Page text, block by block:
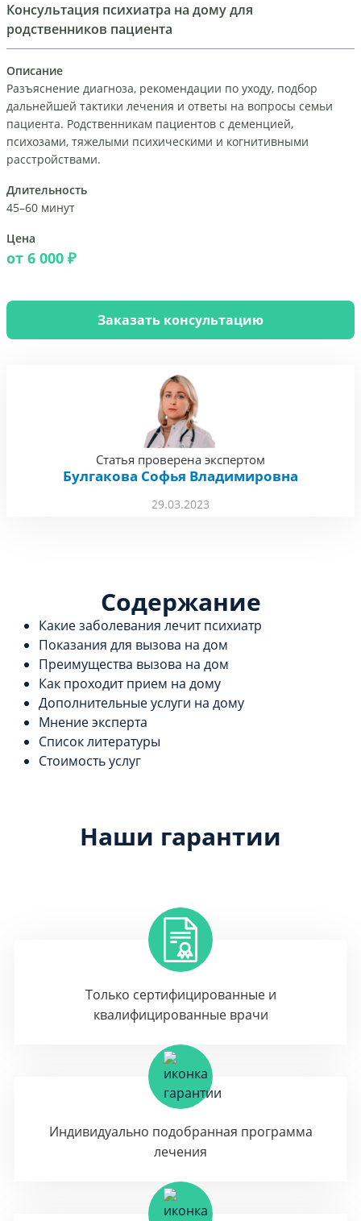
Консультация психиатра на дому для
родственников пациента
Описание
Разъяснение диагноза, рекомендации по уходу, подбор
дальнейшей тактики лечения и ответы на вопросы семьи
пациента. Родственникам пациентов с деменцией,
психозами, тяжелыми психическими и когнитивными
расстройствами.
Длительность
45–60 минут
Цена
от 6 000 ₽
Заказать консультацию
29.03.2023
Статья проверена экспертом
Булгакова Софья Владимировна
Содержание
Какие заболевания лечит психиатр
Показания для вызова на дом
Преимущества вызова на дом
Как проходит прием на дому
Дополнительные услуги на дому
Мнение эксперта
Список литературы
Стоимость услуг
Наши гарантии
Только сертифицированные и
квалифицированные врачи
Индивидуально подобранная программа
лечения